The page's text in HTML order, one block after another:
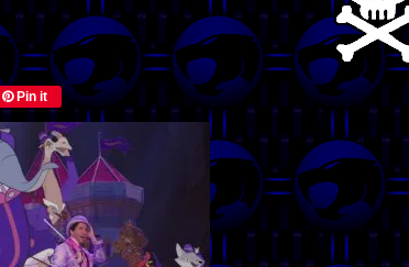
Pin it